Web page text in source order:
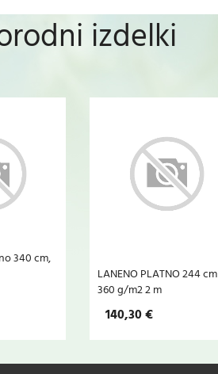
izdelki
340 cm,
LANENO PLATNO 244 cm
360 g/m2 2 m
140,30 €